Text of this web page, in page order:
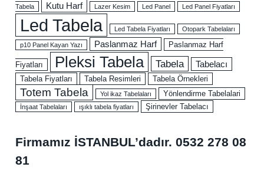
Tabela
Kutu Harf Lazer Kesim Led Panel Led Panel Fiyatları
Led Tabela Led Tabela Fiyatları Otopark Tabelaları
p10 Panel Kayan Yazı Paslanmaz Harf Paslanmaz Harf
Fiyatları Pleksi Tabela Tabela Tabelacı
Tabela Fiyatları Tabela Resimleri Tabela Örnekleri
Totem Tabela Yol ikaz Tabelaları Yönlendirme Tabelalari
İnşaat Tabelaları ışıklı tabela fiyatları Şirinevler Tabelacı
Firmamız İSTANBUL’dadır. 0532 278 08
81